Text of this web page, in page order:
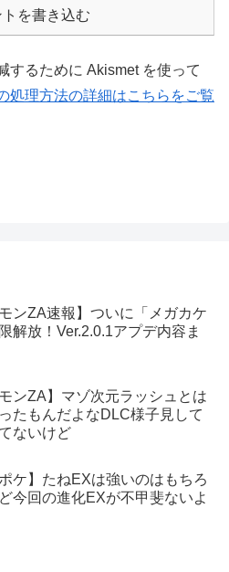
トを書き込む
するために Akismet を使って
処理方法の詳細はこちらをご覧
モンZA速報】ついに「メガカケ
解放！Ver.2.0.1アプデ内容ま
モンZA】マゾ次元ラッシュとは
たもんだよなDLC様子見して
ないけど
ポケ】たねEXは強いのはもちろ
今回の進化EXが不甲斐ないよ